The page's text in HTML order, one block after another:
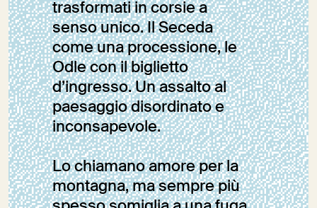
trasformati in corsie a
senso unico. Il Seceda
come una processione, le
Odle con il biglietto
d’ingresso. Un assalto al
paesaggio disordinato e
inconsapevole.
Lo chiamano amore per la
montagna, ma sempre più